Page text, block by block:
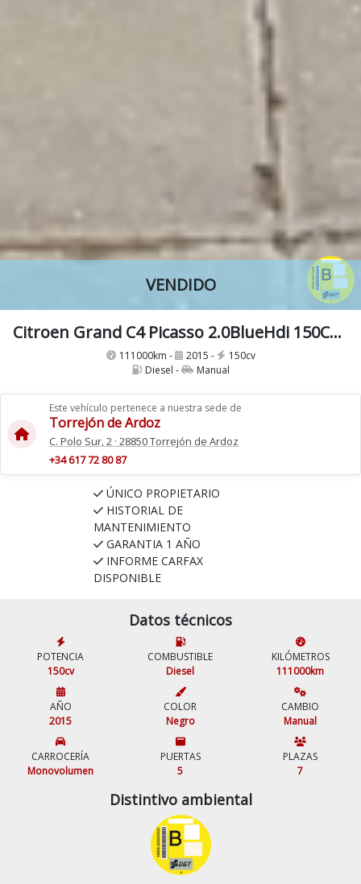
VENDIDO
Citroen Grand C4 Picasso 2.0BlueHdi 150Cv 7 Plazas
111000km - 2015 -
150cv
Diesel -
Manual
Este vehículo pertenece a nuestra sede de
Torrejón de Ardoz
C. Polo Sur, 2 · 28850 Torrejón de Ardoz
+34 617 72 80 87
ÚNICO PROPIETARIO
HISTORIAL DE
MANTENIMIENTO
GARANTIA 1 AÑO
INFORME CARFAX
DISPONIBLE
Datos técnicos
POTENCIA
150cv
COMBUSTIBLE
Diesel
KILÓMETROS
111000km
AÑO
2015
COLOR
Negro
CAMBIO
Manual
CARROCERÍA
Monovolumen
PUERTAS
5
PLAZAS
7
Distintivo ambiental